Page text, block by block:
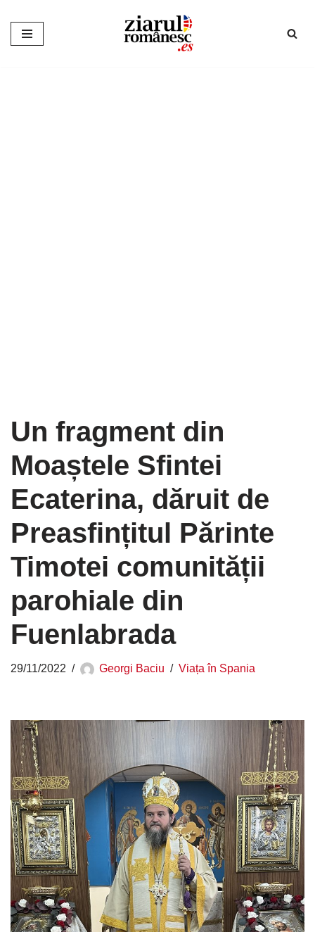
Sari
Un fragment din
Moaștele Sfintei
Ecaterina, dăruit de
Preasfințitul Părinte
Timotei comunității
parohiale din
Fuenlabrada
29/11/2022 Georgi Baciu Viața în Spania